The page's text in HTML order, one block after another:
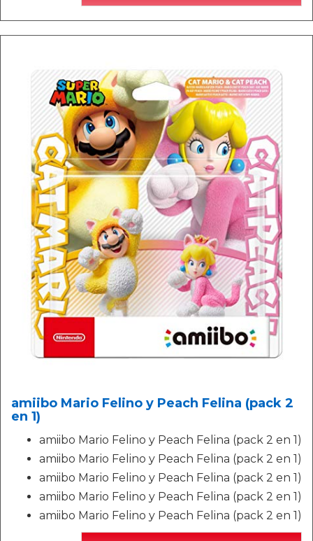
amiibo Mario Felino y Peach Felina (pack 2
en 1)
amiibo Mario Felino y Peach Felina (pack 2 en 1)
amiibo Mario Felino y Peach Felina (pack 2 en 1)
amiibo Mario Felino y Peach Felina (pack 2 en 1)
amiibo Mario Felino y Peach Felina (pack 2 en 1)
amiibo Mario Felino y Peach Felina (pack 2 en 1)